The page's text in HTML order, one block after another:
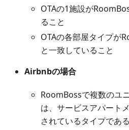
OTAの1施設が
ること
OTAの各部屋タイプが
と一致していること
Airbnbの場合
RoomBossで複数のユ
は、サービスアパート
されているタイプであ